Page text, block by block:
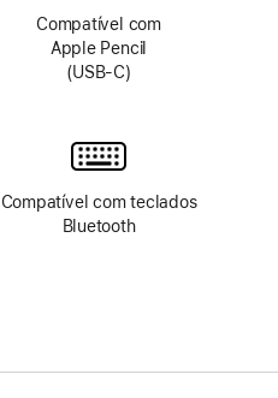
Compatível com
Apple Pencil
(USB-C)
Compatível com teclados
Bluetooth